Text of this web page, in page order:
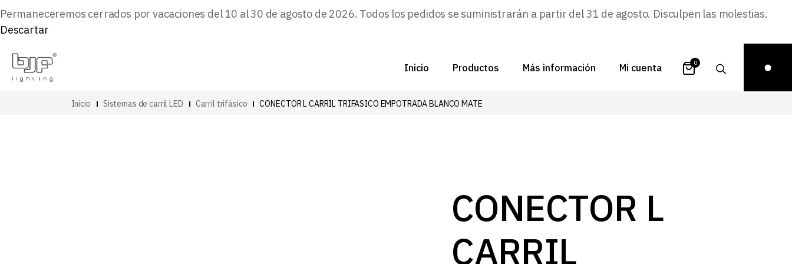
Permaneceremos cerrados por vacaciones del 10 al 30 de agosto de 2026. Todos los pedidos se suministrarán a partir del 31 de agosto. Disculpen las molestias.
Descartar
Inicio Productos Más información
FAQs
Proyectos
Zona de inspiración
Mi cuenta
contraseña
0
Inicio Sistemas de carril LED Carril trifásico CONECTOR L CARRIL TRIFASICO EMPOTRADA BLANCO MATE
CONECTOR L
CARRIL